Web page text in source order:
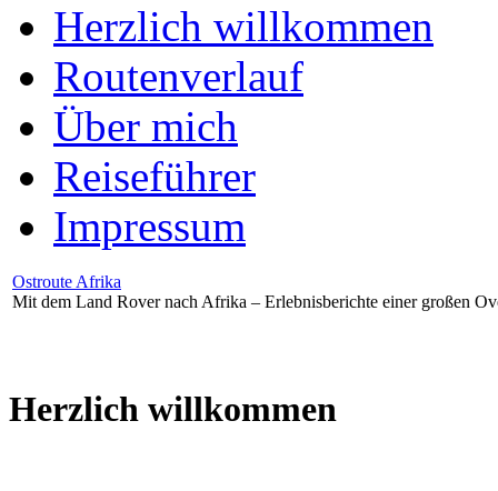
Herzlich willkommen
Routenverlauf
Über mich
Reiseführer
Impressum
Ostroute Afrika
Mit dem Land Rover nach Afrika – Erlebnisberichte einer großen
Herzlich willkommen